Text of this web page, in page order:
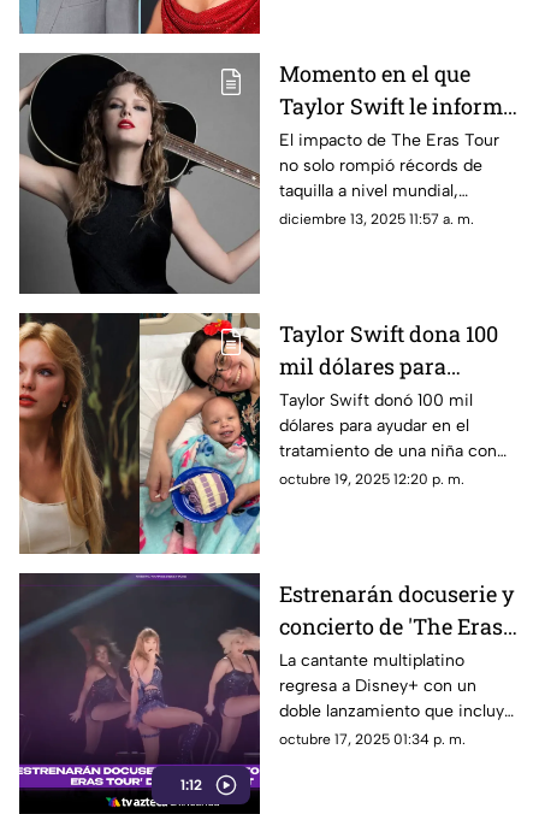
Momento en el que
Taylor Swift le informa
a sus trabajadores bono
de casi 200 millones de
dólares | VIDEO
El impacto de The Eras Tour
no solo rompió récords de
taquilla a nivel mundial,
también marcó un precedente
diciembre 13, 2025 11:57 a. m.
Taylor Swift dona 100
mil dólares para
ayudar a niña con
cáncer cerebral raro
Taylor Swift donó 100 mil
dólares para ayudar en el
tratamiento de una niña con
un raro cáncer cerebral.
octubre 19, 2025 12:20 p. m.
1:12
Estrenarán docuserie y
concierto de 'The Eras
Tour' de Taylor Swift
La cantante multiplatino
regresa a Disney+ con un
doble lanzamiento que incluye
una docuserie exclusiva y la
octubre 17, 2025 01:34 p. m.